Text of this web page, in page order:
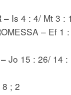
– Is 4 : 4/ Mt 3 :
– Ef 1
Jo 15 : 26/ 14
8 ; 2